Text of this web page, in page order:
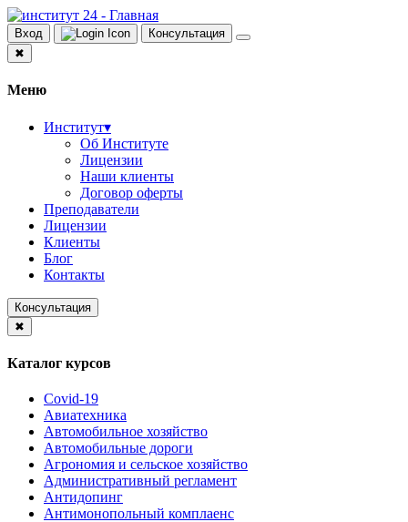
Вход
Консультация
✖
Меню
Институт▾
Об Институте
Лицензии
Наши клиенты
Договор оферты
Преподаватели
Лицензии
Клиенты
Блог
Контакты
Консультация
✖
Каталог курсов
Covid-19
Авиатехника
Автомобильное хозяйство
Автомобильные дороги
Агрономия и сельское хозяйство
Административный регламент
Антидопинг
Антимонопольный комплаенс